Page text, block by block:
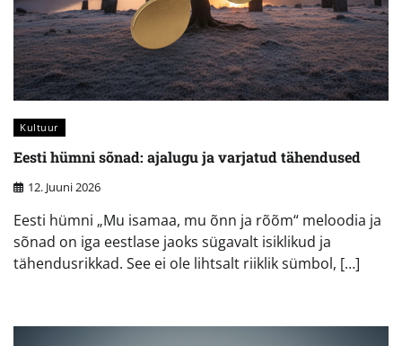
Kultuur
Eesti hümni sõnad: ajalugu ja varjatud tähendused
12. Juuni 2026
Eesti hümni „Mu isamaa, mu õnn ja rõõm“ meloodia ja
sõnad on iga eestlase jaoks sügavalt isiklikud ja
tähendusrikkad. See ei ole lihtsalt riiklik sümbol, […]